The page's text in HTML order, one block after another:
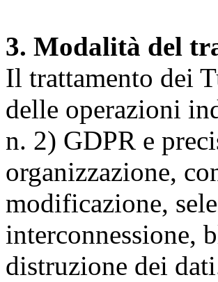
3. Modalità del
Il trattamento dei
delle operazioni
n. 2) GDPR e
organizzazione,
modificazione,
interconnessione,
distruzione dei